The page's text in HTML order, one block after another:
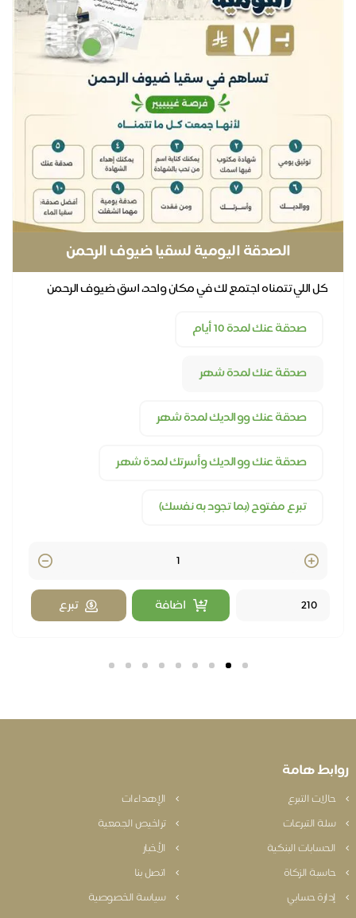
الصدقة اليومية لسقيا ضيوف الرحمن
كل اللي تتمناه اجتمع لك في مكان واحد، اسق ضيوف الرحمن
صدقة عنك لمدة 10 أيام
صدقة عنك لمدة شهر
صدقة عنك ووالديك لمدة شهر
صدقة عنك ووالديك وأسرتك لمدة شهر
تبرع مفتوح (بما تجود به نفسك)
Quantity
اضافة
تبرع
هامة
التبرع
الإهداءات
التبرعات
تراخيص الجمعية
البنكية
الأخبار
الزكاة
اتصل بنا
حسابي
سياسة الخصوصية